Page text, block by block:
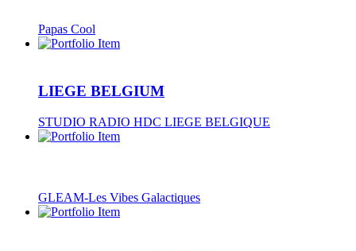
Papas Cool
LIEGE BELGIUM
STUDIO RADIO HDC LIEGE BELGIQUE
GLEAM-Les Vibes Galactiques